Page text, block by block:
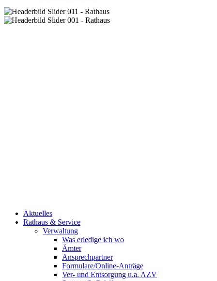
Aktuelles
Rathaus & Service
Verwaltung
Was erledige ich wo
Ämter
Ansprechpartner
Formulare/Online-Anträge
Ver- und Entsorgung u.a. AZV